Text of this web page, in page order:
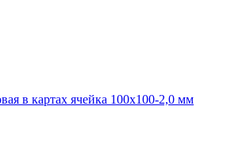
в картах ячейка 100х100-2,0 мм